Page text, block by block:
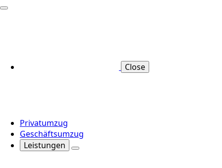
Close
Privatumzug
Geschäftsumzug
Leistungen